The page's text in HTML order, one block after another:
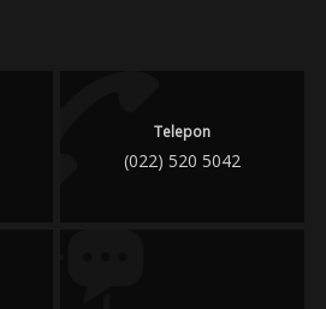
Telepon
(022) 520 5042